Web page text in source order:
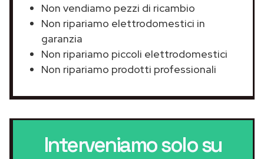
Non vendiamo pezzi di ricambio
Non ripariamo elettrodomestici in
garanzia
Non ripariamo piccoli elettrodomestici
Non ripariamo prodotti professionali
Interveniamo solo su